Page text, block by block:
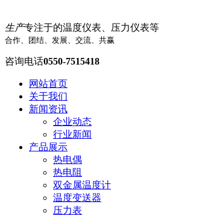
生产专注于的温度仪表、压力仪表等
合作、团结、发展、交流、共赢
咨询电话0550-7515418
网站首页
关于我们
新闻资讯
企业动态
行业新闻
产品展示
热电偶
热电阻
双金属温度计
温度变送器
压力表